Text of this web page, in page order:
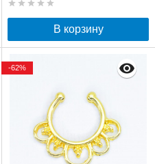
В корзину
-62%